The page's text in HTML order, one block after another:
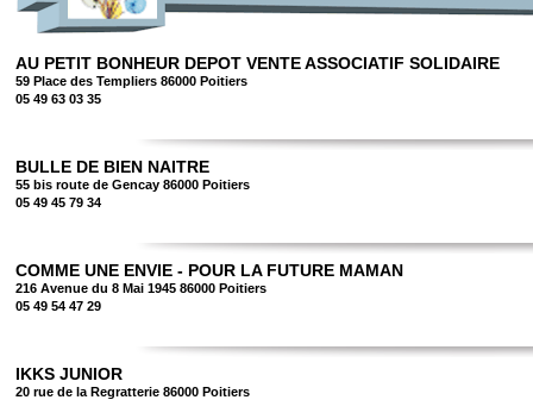
AU PETIT BONHEUR DEPOT VENTE ASSOCIATIF SOLIDAIRE
59 Place des Templiers 86000 Poitiers
05 49 63 03 35
BULLE DE BIEN NAITRE
55 bis route de Gencay 86000 Poitiers
05 49 45 79 34
COMME UNE ENVIE - POUR LA FUTURE MAMAN
216 Avenue du 8 Mai 1945 86000 Poitiers
05 49 54 47 29
IKKS JUNIOR
20 rue de la Regratterie 86000 Poitiers